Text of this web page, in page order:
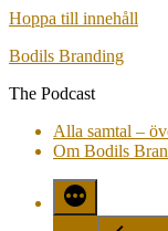
Hoppa till innehåll
Bodils Branding
The Podcast
Alla samtal –
Om Bodils